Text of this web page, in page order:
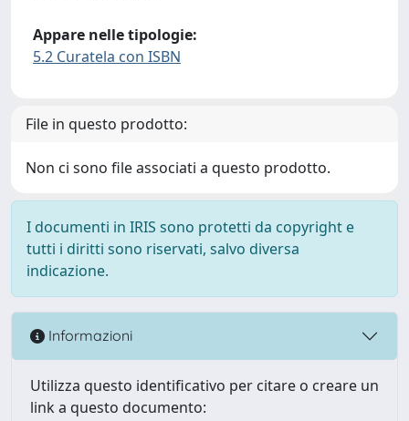
Appare nelle tipologie:
5.2 Curatela con ISBN
File in questo prodotto:
Non ci sono file associati a questo prodotto.
I documenti in IRIS sono protetti da copyright e
tutti i diritti sono riservati, salvo diversa
indicazione.
Informazioni
Utilizza questo identificativo per citare o creare un
link a questo documento: